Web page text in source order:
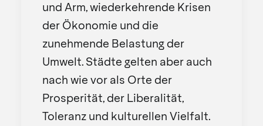
und Arm, wiederkehrende Krisen
der Ökonomie und die
zunehmende Belastung der
Umwelt. Städte gelten aber auch
nach wie vor als Orte der
Prosperität, der Liberalität,
Toleranz und kulturellen Vielfalt.